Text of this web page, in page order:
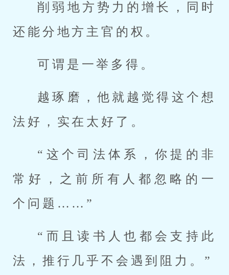
削弱地方势力的增长，同时
还能分地方主官的权。
可谓是一举多得。
越琢磨，他就越觉得这个想
法好，实在太好了。
“这个司法体系，你提的非
常好，之前所有人都忽略的一
个问题……”
“而且读书人也都会支持此
法，推行几乎不会遇到阻力。”